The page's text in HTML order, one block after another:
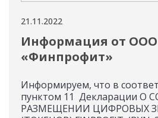
21.11.2022
Информация от ООО
«Финпрофит»
Информируем, что в
пунктом 11 Декларации О
РАЗМЕЩЕНИИ ЦИФРОВЫХ